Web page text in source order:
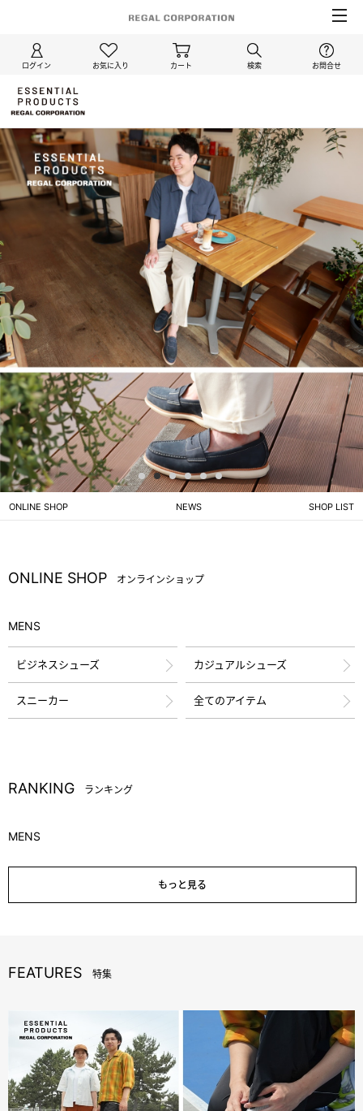
ログイン お気に入り カート 検索 お問合せ
BEAUFIT
ト
1 2 3 4 5 6
ONLINE SHOP NEWS SHOP LIST
ONLINE SHOP オンラインショップ
MENS
ビジネスシューズ カジュアルシューズ
スニーカー 全てのアイテム
RANKING ランキング
MENS
もっと見る
FEATURES 特集